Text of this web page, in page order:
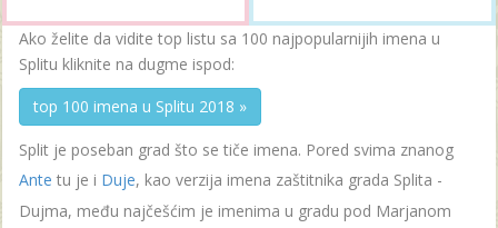
Ako želite da vidite top listu sa 100 najpopularnijih imena u
Splitu kliknite na dugme ispod:
top 100 imena u Splitu 2018 »
Split je poseban grad što se tiče imena. Pored svima znanog
Ante tu je i Duje, kao verzija imena zaštitnika grada Splita -
Dujma, među najčešćim je imenima u gradu pod Marjanom